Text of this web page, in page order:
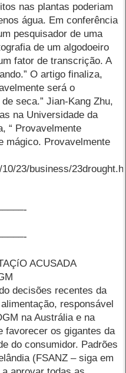
nas plantas poderiam
água. Em conferência
pesquisador de uma
de um algodoeiro
fator de transcrição. A
O artigo finaliza,
será o
seca.” Jian-Kang Zhu,
na Universidade da
“ Provavelmente
mágico. Provavelmente
23/business/
ACUSADA
decisões recentes da
responsável
na Austrália e na
favorecer os gigantes da
do consumidor. Padrões
(FSANZ – siga em